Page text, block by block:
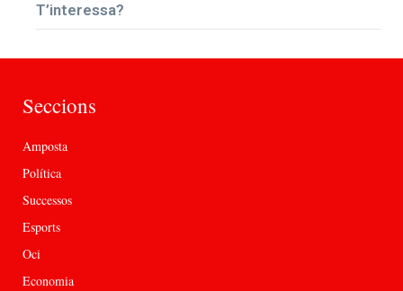
T’interessa?
Seccions
Amposta
Política
Successos
Esports
Oci
Economia